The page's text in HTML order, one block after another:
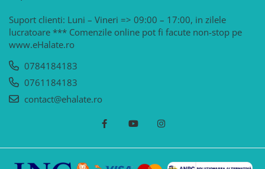
Suport clienti: Luni – Vineri => 09:00 – 17:00, in zilele
lucratoare *** Comenzile online pot fi facute non-stop pe
www.eHalate.ro
0784184183
0761184183
contact@ehalate.ro